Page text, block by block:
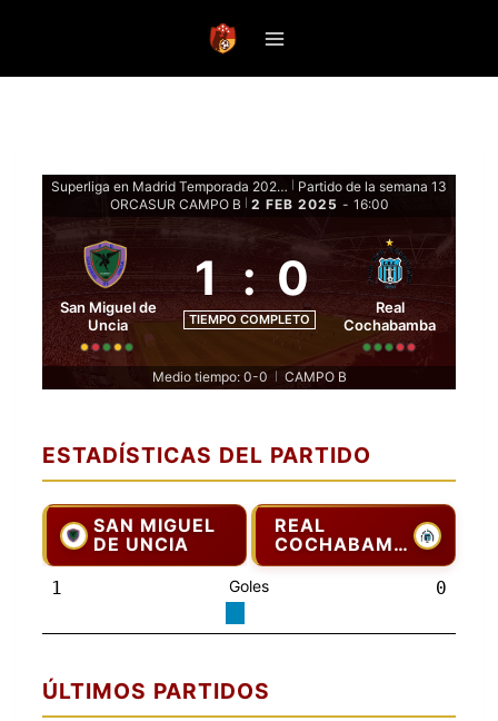
Superliga en Madrid Temporada 2024-25 - Fase de grupos
Partido de la semana 13
ORCASUR CAMPO B
2 FEB 2025 - 16:00
San Miguel de
Uncia
1 : 0
TIEMPO COMPLETO
Real
Cochabamba
Medio tiempo: 0-0 CAMPO B
ESTADÍSTICAS DEL PARTIDO
SAN MIGUEL
DE UNCIA
REAL
COCHABAMBA
1 Goles 0
ÚLTIMOS PARTIDOS